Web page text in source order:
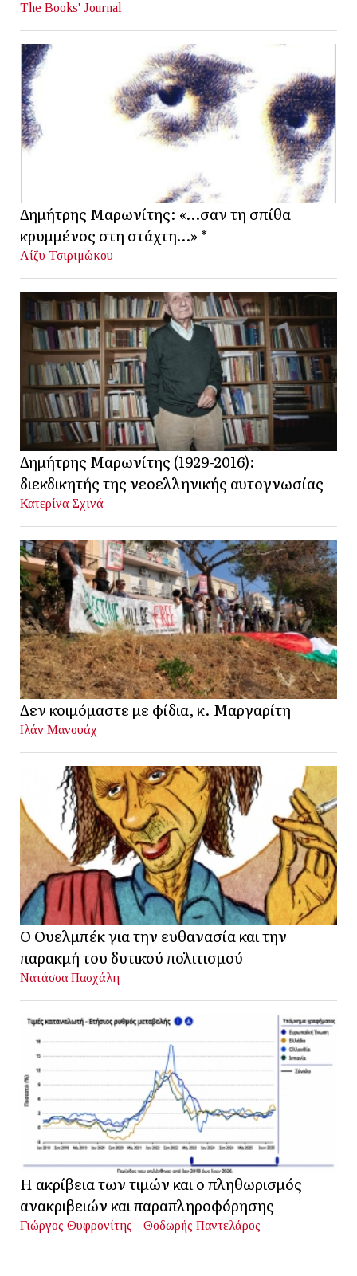
The Books' Journal
Δημήτρης Μαρωνίτης: «…σαν τη σπίθα
κρυμμένος στη στάχτη…» *
Λίζυ Τσιριμώκου
Δημήτρης Μαρωνίτης (1929-2016):
διεκδικητής της νεοελληνικής αυτογνωσίας
Κατερίνα Σχινά
Δεν κοιμόμαστε με φίδια, κ. Μαργαρίτη
Ιλάν Μανουάχ
Ο Ουελμπέκ για την ευθανασία και την
παρακμή του δυτικού πολιτισμού
Νατάσσα Πασχάλη
Η ακρίβεια των τιμών και ο πληθωρισμός
ανακριβειών και παραπληροφόρησης
Γιώργος Θυφρονίτης - Θοδωρής Παντελάρος